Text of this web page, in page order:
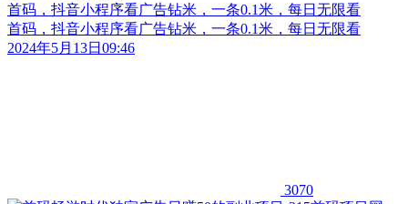
首码，抖音小程序看广告钻米，一条0.1米，每日无限看
首码，抖音小程序看广告钻米，一条0.1米，每日无限看
2024年5月13日09:46
3070